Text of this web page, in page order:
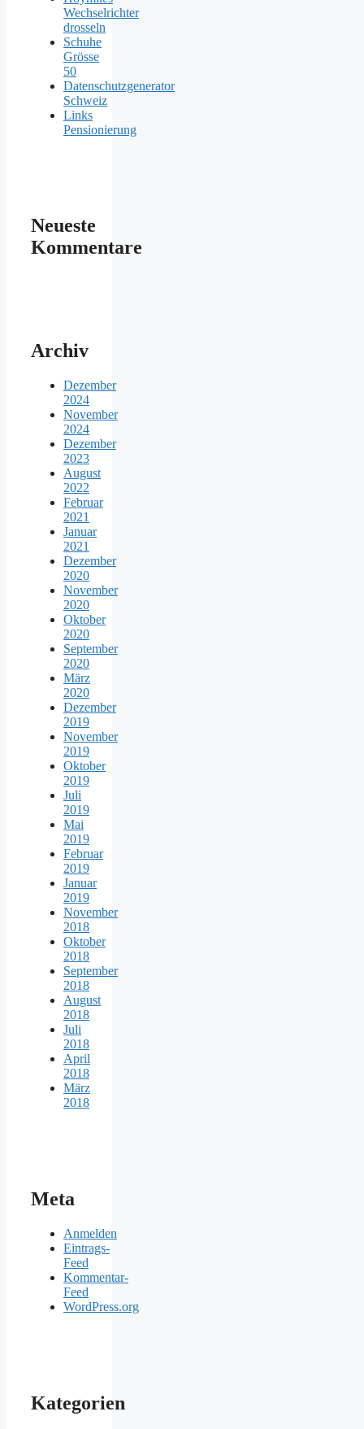
Wechselrichter
drosseln
Schuhe
Grösse
50
Datenschutzgenerator
Schweiz
Links
Pensionierung
Neueste
Kommentare
Archiv
Dezember
2024
November
2024
Dezember
2023
August
2022
Februar
2021
Januar
2021
Dezember
2020
November
2020
Oktober
2020
September
2020
März
2020
Dezember
2019
November
2019
Oktober
2019
Juli
2019
Mai
2019
Februar
2019
Januar
2019
November
2018
Oktober
2018
September
2018
August
2018
Juli
2018
April
2018
März
2018
Meta
Anmelden
Eintrags-
Feed
Kommentar-
Feed
WordPress.org
Kategorien